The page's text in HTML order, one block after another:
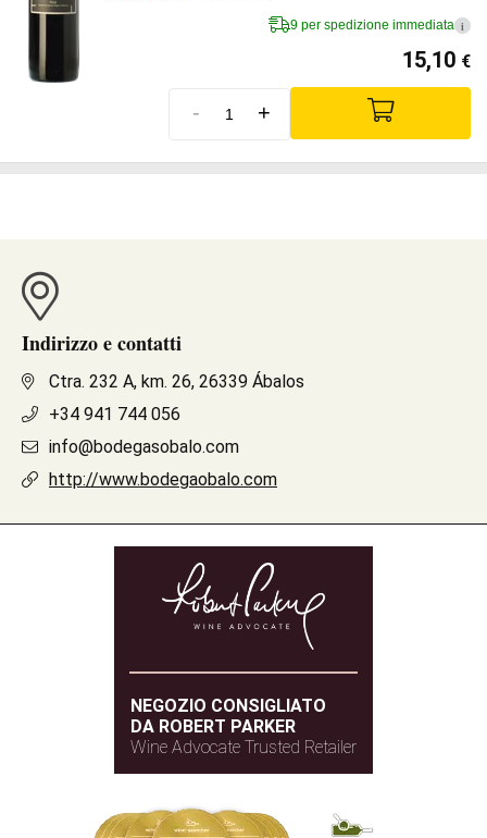
9 per spedizione immediata i
15,10 €
- +
Indirizzo e contatti
Ctra. 232 A, km. 26, 26339 Ábalos
+34 941 744 056
info@bodegasobalo.com
http://www.bodegaobalo.com
NEGOZIO CONSIGLIATO
DA ROBERT PARKER
Wine Advocate Trusted Retailer